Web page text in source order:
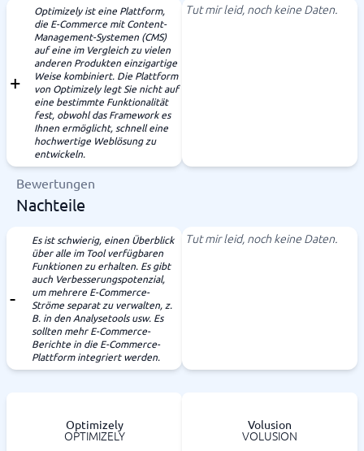
Optimizely ist eine Plattform,
die E-Commerce mit Content-
Management-Systemen (CMS)
auf eine im Vergleich zu vielen
anderen Produkten einzigartige
Weise kombiniert. Die Plattform
von Optimizely legt Sie nicht auf
eine bestimmte Funktionalität
fest, obwohl das Framework es
Ihnen ermöglicht, schnell eine
hochwertige Weblösung zu
entwickeln.
Tut mir leid, noch keine Daten.
Bewertungen
Nachteile
Es ist schwierig, einen Überblick
über alle im Tool verfügbaren
Funktionen zu erhalten. Es gibt
auch Verbesserungspotenzial,
um mehrere E-Commerce-
Ströme separat zu verwalten, z.
B. in den Analysetools usw. Es
sollten mehr E-Commerce-
Berichte in die E-Commerce-
Plattform integriert werden.
Tut mir leid, noch keine Daten.
Optimizely
OPTIMIZELY
Volusion
VOLUSION